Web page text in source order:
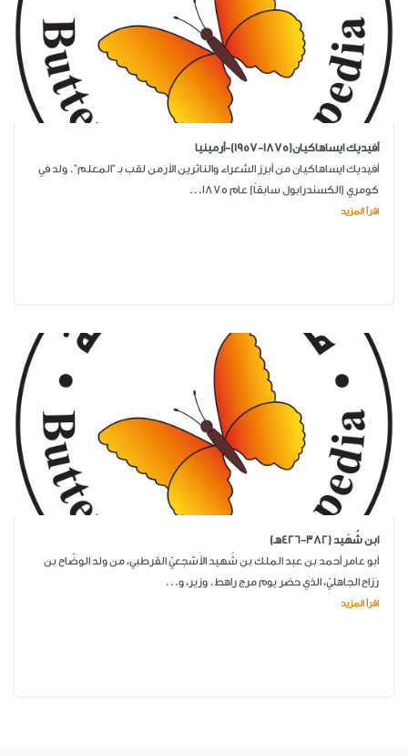
أفيديك ايساهاكيان(1875-1957)-أرمينيا
أفيديك ايساهاكيان من أبرز الشعراء والناثرين الأرمن لقب بـ "المعلم". ولد في
كومري (الكسندرابول سابقاً) عام 1875...
اقرأ المزيد
ابن شُهَيد (382-426هـ)
أبو عامر أحمد بن عبد الملك بن شُهيد الأَشجعيّ القرطبي، من ولد الوضّاح بن
رَزاح الجاهليّ، الذي حضر يومَ مرج راهط. وزير، و...
اقرأ المزيد